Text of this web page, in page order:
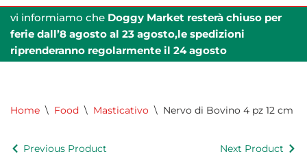
vi informiamo che Doggy Market resterà chiuso per
ferie dall’8 agosto al 23 agosto,le spedizioni
riprenderanno regolarmente il 24 agosto
Home \ Food \ Masticativo \ Nervo di Bovino 4 pz 12 cm
Previous Product Next Product